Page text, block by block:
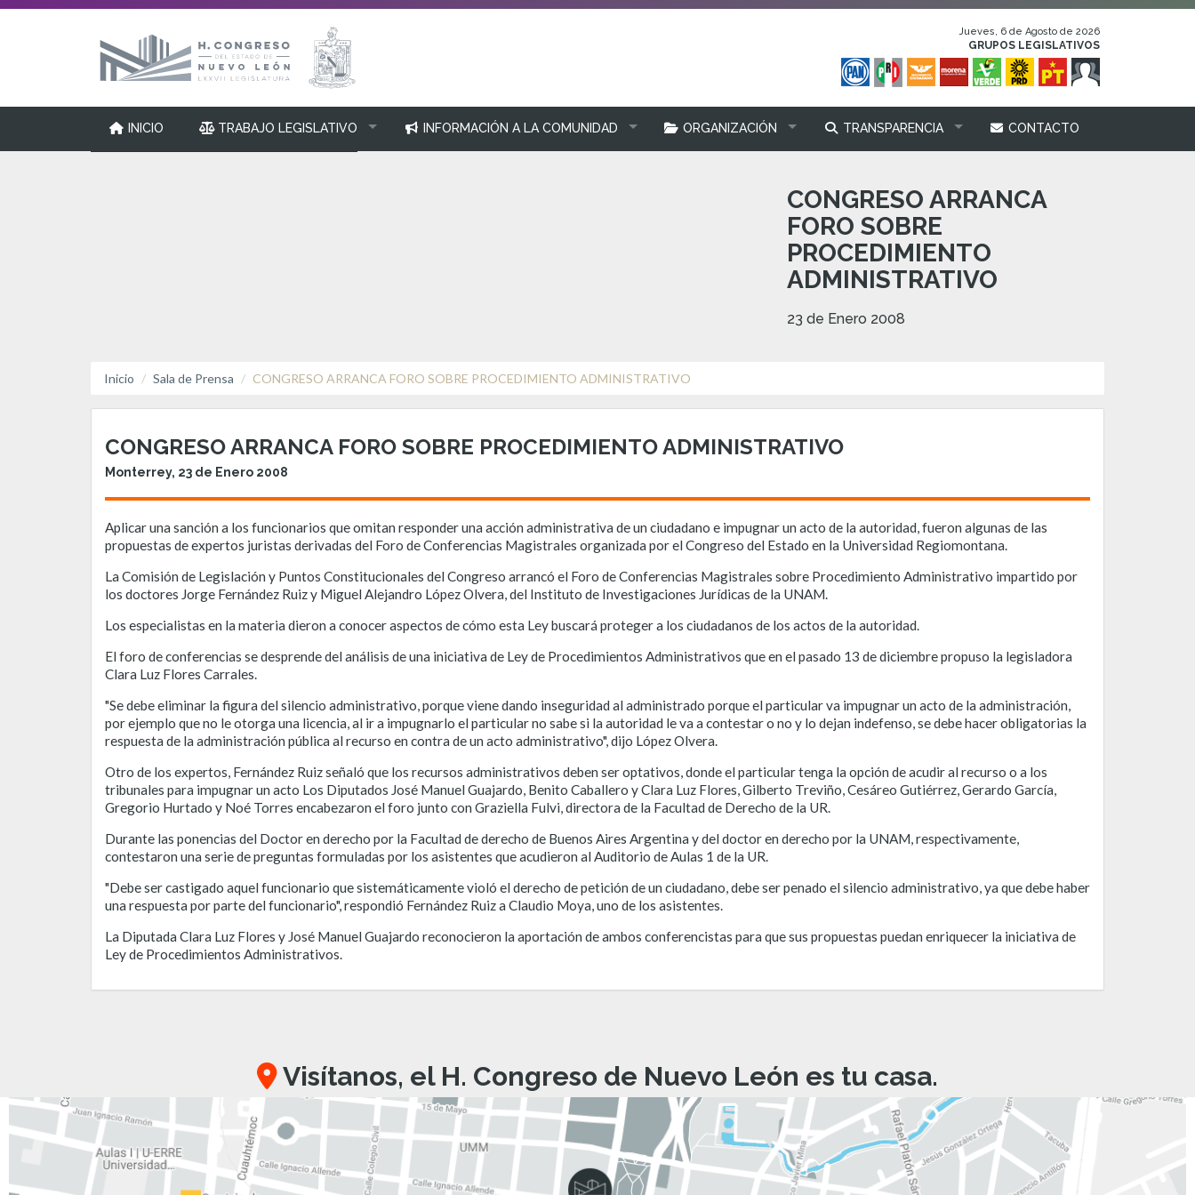
Jueves, 6 de Agosto de 2026
GRUPOS LEGISLATIVOS
INICIO TRABAJO LEGISLATIVO INFORMACIÓN A LA COMUNIDAD ORGANIZACIÓN TRANSPARENCIA CONTACTO
Foto: H. Congreso del Estado de Nuevo León
CONGRESO ARRANCA
FORO SOBRE
PROCEDIMIENTO
ADMINISTRATIVO
23 de Enero 2008
Inicio Sala de Prensa CONGRESO ARRANCA FORO SOBRE PROCEDIMIENTO ADMINISTRATIVO
CONGRESO ARRANCA FORO SOBRE PROCEDIMIENTO ADMINISTRATIVO
Monterrey, 23 de Enero 2008
Aplicar una sanción a los funcionarios que omitan responder una acción administrativa de un ciudadano e impugnar un acto de la autoridad, fueron algunas de las
propuestas de expertos juristas derivadas del Foro de Conferencias Magistrales organizada por el Congreso del Estado en la Universidad Regiomontana.
La Comisión de Legislación y Puntos Constitucionales del Congreso arrancó el Foro de Conferencias Magistrales sobre Procedimiento Administrativo impartido por
los doctores Jorge Fernández Ruiz y Miguel Alejandro López Olvera, del Instituto de Investigaciones Jurídicas de la UNAM.
Los especialistas en la materia dieron a conocer aspectos de cómo esta Ley buscará proteger a los ciudadanos de los actos de la autoridad.
El foro de conferencias se desprende del análisis de una iniciativa de Ley de Procedimientos Administrativos que en el pasado 13 de diciembre propuso la legisladora
Clara Luz Flores Carrales.
"Se debe eliminar la figura del silencio administrativo, porque viene dando inseguridad al administrado porque el particular va impugnar un acto de la administración,
por ejemplo que no le otorga una licencia, al ir a impugnarlo el particular no sabe si la autoridad le va a contestar o no y lo dejan indefenso, se debe hacer obligatorias la
respuesta de la administración pública al recurso en contra de un acto administrativo", dijo López Olvera.
Otro de los expertos, Fernández Ruiz señaló que los recursos administrativos deben ser optativos, donde el particular tenga la opción de acudir al recurso o a los
tribunales para impugnar un acto Los Diputados José Manuel Guajardo, Benito Caballero y Clara Luz Flores, Gilberto Treviño, Cesáreo Gutiérrez, Gerardo García,
Gregorio Hurtado y Noé Torres encabezaron el foro junto con Graziella Fulvi, directora de la Facultad de Derecho de la UR.
Durante las ponencias del Doctor en derecho por la Facultad de derecho de Buenos Aires Argentina y del doctor en derecho por la UNAM, respectivamente,
contestaron una serie de preguntas formuladas por los asistentes que acudieron al Auditorio de Aulas 1 de la UR.
"Debe ser castigado aquel funcionario que sistemáticamente violó el derecho de petición de un ciudadano, debe ser penado el silencio administrativo, ya que debe haber
una respuesta por parte del funcionario", respondió Fernández Ruiz a Claudio Moya, uno de los asistentes.
La Diputada Clara Luz Flores y José Manuel Guajardo reconocieron la aportación de ambos conferencistas para que sus propuestas puedan enriquecer la iniciativa de
Ley de Procedimientos Administrativos.
Visítanos, el H. Congreso de Nuevo León es tu casa.